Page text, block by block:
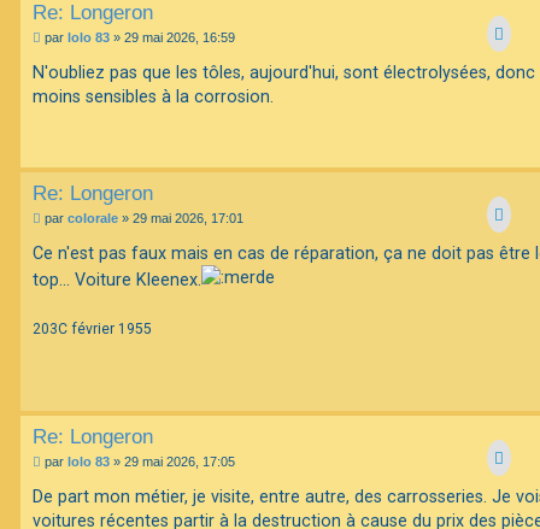
Re: Longeron
M
s
a
par lolo 83 » 29 mai 2026, 16:59
N'oubliez pas que les tôles, aujourd'hui, sont électrolysées, donc
moins sensibles à la corrosion.
Re: Longeron
M
s
a
par colorale » 29 mai 2026, 17:01
Ce n'est pas faux mais en cas de réparation, ça ne doit pas être
top... Voiture Kleenex.
203C février 1955
Re: Longeron
M
s
a
par lolo 83 » 29 mai 2026, 17:05
De part mon métier, je visite, entre autre, des carrosseries. Je
voitures récentes partir à la destruction à cause du prix des